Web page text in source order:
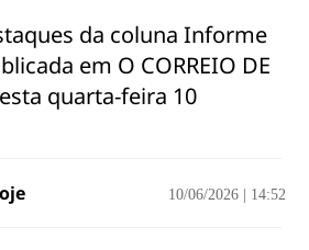
da coluna Informe
em O CORREIO DE
quarta-feira 10
10/06/2026 14:52